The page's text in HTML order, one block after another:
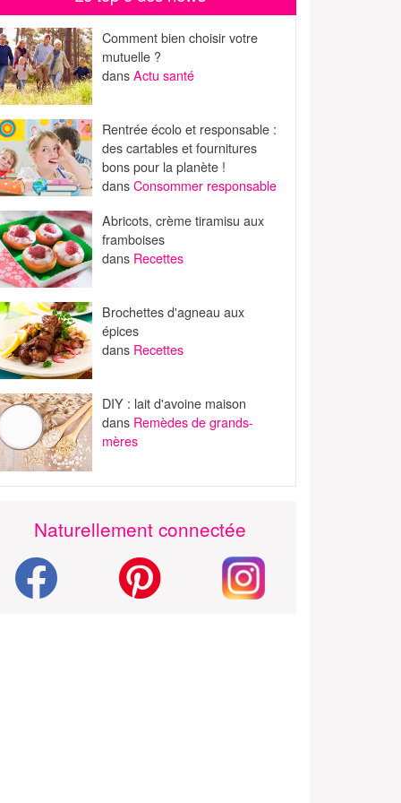
Comment bien choisir votre
mutuelle ?
dansActu santé
Rentrée écolo et responsable :
des cartables et fournitures
bons pour la planète !
dansConsommer responsable
Abricots, crème tiramisu aux
framboises
dans Recettes
Brochettes d'agneau aux
épices
dans Recettes
DIY : lait d'avoine maison
dans Remèdes de grands-
mères
Naturellement connectée